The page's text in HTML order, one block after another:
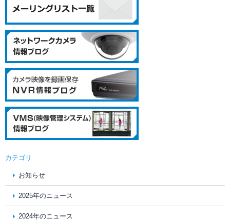
カテゴリ
お知らせ
2025年のニュース
2024年のニュース